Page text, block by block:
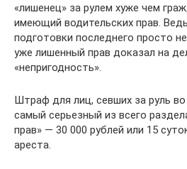
«лишенец» за рулем хуже чем
имеющий водительских прав.
подготовки последнего просто
уже лишенный прав доказал на
«непригодность».
Штраф для лиц, севших за руль
самый серьезный из всего
прав» — 30 000 рублей или 15
ареста.